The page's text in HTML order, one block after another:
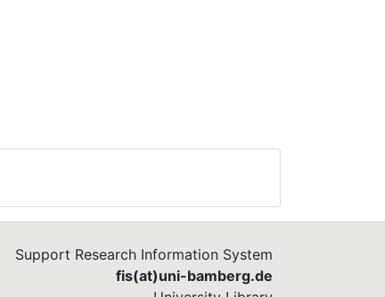
Support Research Information System
fis(at)uni-bamberg.de